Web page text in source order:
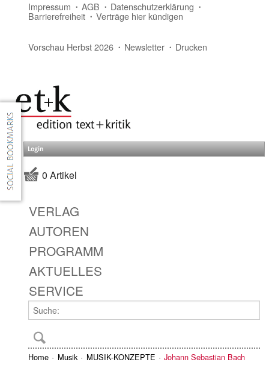
Impressum AGB Datenschutzerklärung
Barrierefreiheit Verträge hier kündigen
Vorschau Herbst 2026 Newsletter Drucken
Login
0 Artikel
VERLAG
AUTOREN
PROGRAMM
AKTUELLES
SERVICE
Home Musik MUSIK-KONZEPTE Johann Sebastian Bach